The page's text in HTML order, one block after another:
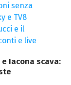
senza
e TV8
e il
e live
Iacona scava: